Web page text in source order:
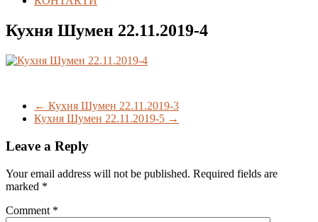
Кухня Шумен 22.11.2019-4
← Кухня Шумен 22.11.2019-3
Кухня Шумен 22.11.2019-5 →
Leave a Reply
Your email address will not be published. Required fields are
marked *
Comment *